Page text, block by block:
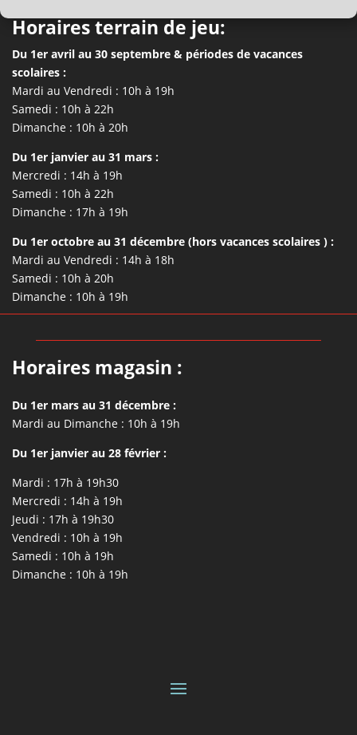
Horaires terrain de jeu:
Du 1er avril au 30 septembre & périodes de vacances
scolaires :
Mardi au Vendredi : 10h à 19h
Samedi : 10h à 22h
Dimanche : 10h à 20h
Du 1er janvier au 31 mars :
Mercredi : 14h à 19h
Samedi : 10h à 22h
Dimanche : 17h à 19h
Du 1er octobre au 31 décembre (hors vacances scolaires ) :
Mardi au Vendredi : 14h à 18h
Samedi : 10h à 20h
Dimanche : 10h à 19h
Horaires magasin :
Du 1er mars au 31 décembre :
Mardi au Dimanche : 10h à 19h
Du 1er janvier au 28 février :
Mardi : 17h à 19h30
Mercredi : 14h à 19h
Jeudi : 17h à 19h30
Vendredi : 10h à 19h
Samedi : 10h à 19h
Dimanche : 10h à 19h